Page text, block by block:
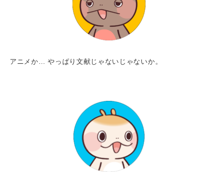
アニメか… やっぱり文献じゃないじゃないか。